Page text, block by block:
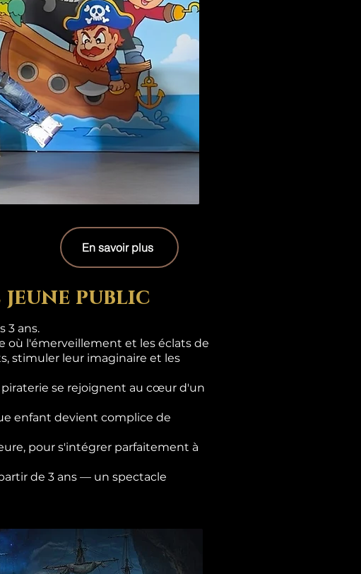
En savoir plus
jeune public
3 ans.
où l'émerveillement et les éclats de
stimuler leur imaginaire et les
se rejoignent au cœur d'un
enfant devient complice de
pour s'intégrer parfaitement à
de 3 ans — un spectacle